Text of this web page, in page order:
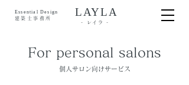
Essential Design
建築士事務所 LAYLA
- レイラ -
For personal salons
個人サロン向けサービス